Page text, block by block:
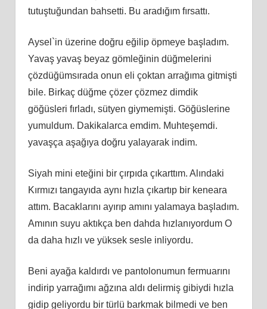
tutuştuğundan bahsetti. Bu aradığım fırsattı.
Aysel`in üzerine doğru eğilip öpmeye başladım.
Yavaş yavaş beyaz gömleğinin düğmelerini
çözdüğümsırada onun eli çoktan arrağıma gitmişti
bile. Birkaç düğme çözer çözmez dimdik
göğüsleri fırladı, sütyen giymemişti. Göğüslerine
yumuldum. Dakikalarca emdim. Muhteşemdi.
yavaşça aşağıya doğru yalayarak indim.
Siyah mini eteğini bir çırpıda çıkarttım. Alındaki
Kırmızı tangayıda aynı hızla çıkartıp bir keneara
attım. Bacaklarını ayırıp amını yalamaya başladım.
Amının suyu aktıkça ben dahda hızlanıyordum O
da daha hızlı ve yüksek sesle inliyordu.
Beni ayağa kaldırdı ve pantolonumun fermuarını
indirip yarrağımı ağzına aldı delirmiş gibiydi hızla
gidip geliyordu bir türlü barkmak bilmedi ve ben